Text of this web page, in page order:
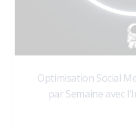
Optimisation Social
par Semaine avec